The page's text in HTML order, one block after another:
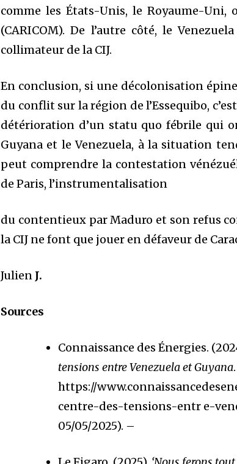
comme les États-Unis, le Royaume-Uni,
(CARICOM). De l’autre côté, le
collimateur de la CIJ.
En conclusion, si une décolonisation
du conflit sur la région de l’Essequibo,
détérioration d’un statu quo fébrile qui
Guyana et le Venezuela, à la situation
peut comprendre la contestation
de Paris, l’instrumentalisation
du contentieux par Maduro et son refus
la CIJ ne font que jouer en défaveur de
Julien J.
Sources
Connaissance des Énergies.
tensions entre Venezuela et Guyana
https://
centre-des-tensions-entr e-
05/05/2025). –